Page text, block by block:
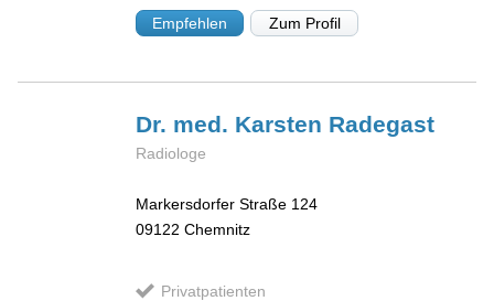
Empfehlen Zum Profil
Dr. med. Karsten Radegast
Radiologe
Markersdorfer Straße 124
09122 Chemnitz
Privatpatienten